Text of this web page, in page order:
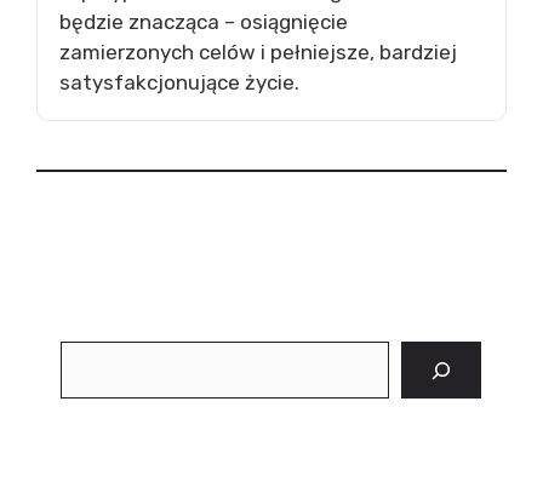
będzie znacząca – osiągnięcie
zamierzonych celów i pełniejsze, bardziej
satysfakcjonujące życie.